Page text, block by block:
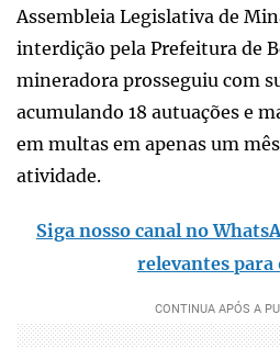
Assembleia Legislativa de
interdição pela Prefeitura de
mineradora prosseguiu com
acumulando 18 autuações e
em multas em apenas um
atividade.
Siga nosso canal no
relevantes para